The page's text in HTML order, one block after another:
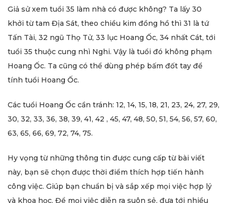
Giả sử xem tuổi 35 làm nhà có được không? Ta lấy 30
khởi từ tam Địa Sát, theo chiều kim đồng hồ thì 31 là tứ
Tấn Tài, 32 ngũ Thọ Tử, 33 lục Hoang Ốc, 34 nhất Cát, tới
tuổi 35 thuộc cung nhì Nghi. Vậy là tuổi đó không phạm
Hoang Ốc. Ta cũng có thể dùng phép bấm đốt tay để
tính tuổi Hoang Ốc.
Các tuổi Hoang Ốc cần tránh: 12, 14, 15, 18, 21, 23, 24, 27, 29,
30, 32, 33, 36, 38, 39, 41, 42 , 45, 47, 48, 50, 51, 54, 56, 57, 60,
63, 65, 66, 69, 72, 74, 75.
Hy vọng từ những thông tin được cung cấp từ bài viết
này, bạn sẽ chọn được thời điểm thích hợp tiến hành
công việc. Giúp bạn chuẩn bị và sắp xếp mọi việc hợp lý
và khoa học. Để mọi việc diễn ra suôn sẻ, đưa tới nhiều